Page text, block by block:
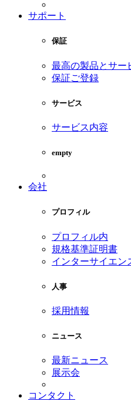
サポート
保証
最高の製品とサー
保証ご登録
サービス
サービス内容
empty
会社
プロフィル
プロフィル内
規格基準証明書
インターサイエン
人事
採用情報
ニュース
最新ニュース
展示会
コンタクト